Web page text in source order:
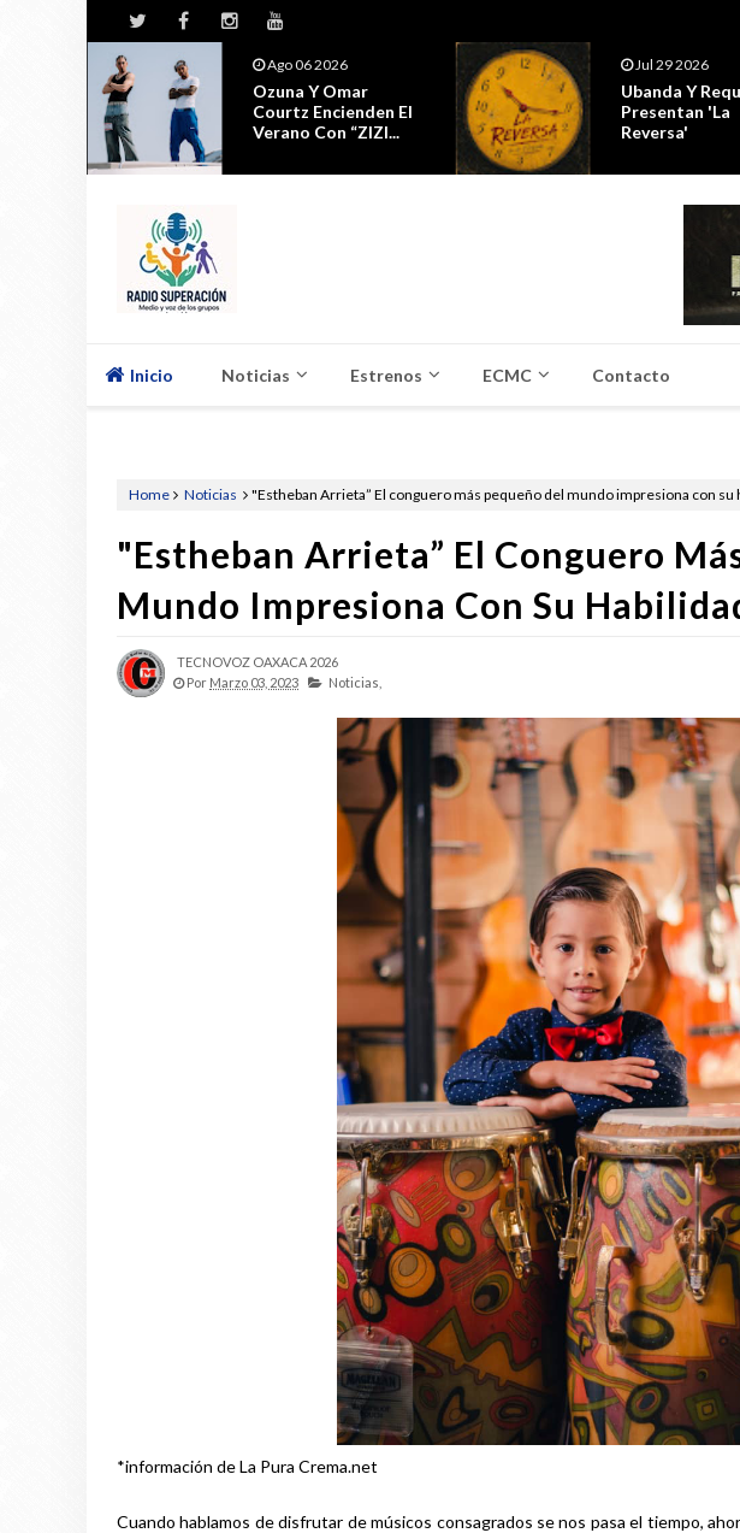
Jul 29 2026
Ubanda Y Requilates
Presentan 'La
Reversa'
Jul 14 2026
Osman Le
Amor Que
Esencial E...
Inicio Noticias Estrenos ECMC Contacto
Home Noticias "Estheban Arrieta” El conguero más pequeño del mundo impresiona con su
"Estheban Arrieta” El Conguero
Mundo Impresiona Con Su
TECNOVOZ OAXACA 2026
Por Marzo 03, 2023 Noticias,
*información de La Pura Crema.net
Cuando hablamos de disfrutar de músicos consagrados se nos pasa el tiempo,